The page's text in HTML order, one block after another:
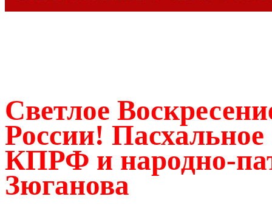
Светлое
России!
КПРФ и народно-
Зюганова